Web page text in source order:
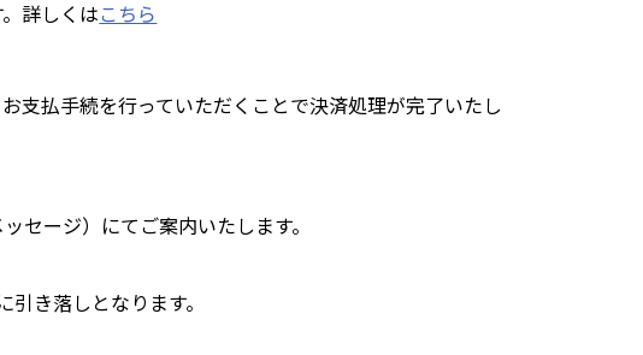
詳しくは こちら
支払手続を行っていただくことで決済処理が完了いたし
セージ）にてご案内いたします。
き落しとなります。